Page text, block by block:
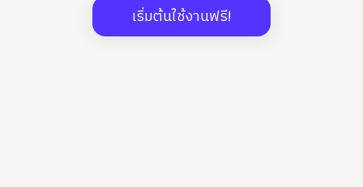
เริ่มต้นใช้งานฟรี!